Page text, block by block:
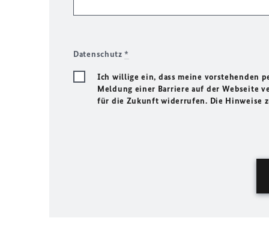
Datenschutz*
Ich willige ein, dass meine vorstehenden
Meldung einer Barriere auf der Webseite
für die Zukunft widerrufen. Die Hinweise